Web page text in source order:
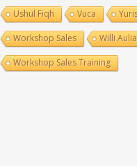
Ushul Fiqh Vuca
Workshop Sales Willi Aulia
Workshop Sales Training